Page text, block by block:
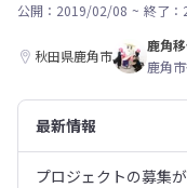
公開：2019/02/08 ~ 終了
秋田県鹿角市
鹿角
鹿角
最新情報
プロジェクトの募集